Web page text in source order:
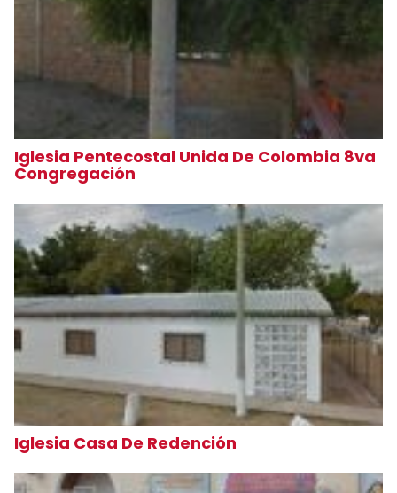
Iglesia Pentecostal Unida De Colombia 8va
Congregación
Iglesia Casa De Redención